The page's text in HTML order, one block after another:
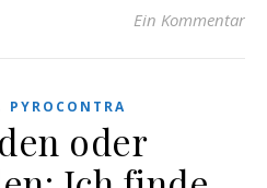
Ein Kommentar
PYROCONTRA
oder